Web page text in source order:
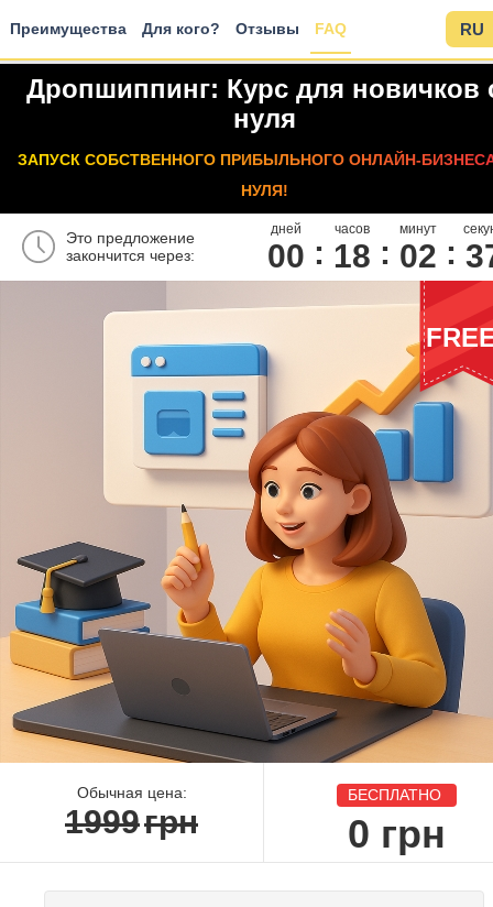
Преимущества Для кого? Отзывы FAQ RU
Дропшиппинг: Курс для новичков
нуля
ЗАПУСК СОБСТВЕННОГО ПРИБЫЛЬНОГО ОНЛАЙН-
НУЛЯ!
Это предложение
закончится через:
дней
00
часов
18
минут
02 3
Обычная цена:
1999грн
БЕСПЛАТНО
0 грн